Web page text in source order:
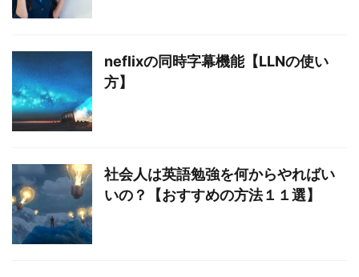
neflixの同時字幕機能【LLNの使い
方】
社会人は英語勉強を何からやればい
いの？【おすすめの方法１１選】